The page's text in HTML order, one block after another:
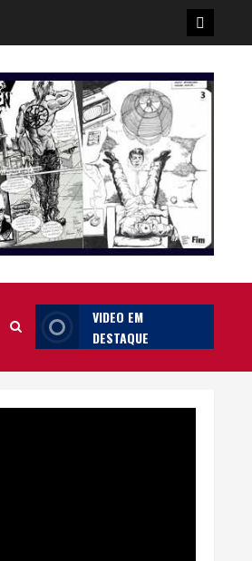
Poster
da
Ilha
VIDEO EM
DESTAQUE